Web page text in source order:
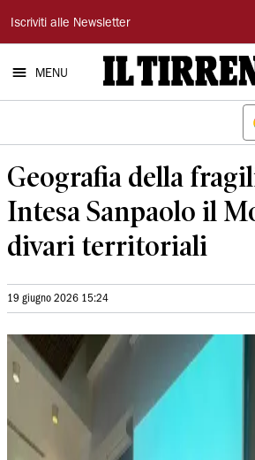
Il
Tirreno
Iscriviti alle Newsletter
MENU
Geografia della
Intesa Sanpaolo il
divari territoriali
19 giugno 2026 15:24